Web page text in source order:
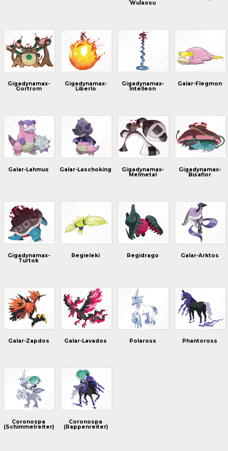
Wulaosu
Gigadynamax-
Gortrom
Gigadynamax-
Liberlo
Gigadynamax-
Intelleon
Galar-Flegmon
Galar-Lahmus Galar-Laschoking Gigadynamax-
Melmetal
Gigadynamax-
Bisaflor
Gigadynamax-
Turtok
Regieleki Regidrago Galar-Arktos
Galar-Zapdos Galar-Lavados Polaross Phantoross
Coronospa
(Schimmelreiter)
Coronospa
(Rappenreiter)